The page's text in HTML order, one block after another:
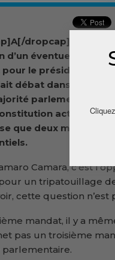
dropcap]lors que la
d’un éventuel
le président Alpha
débat dans la cité, le
parlementaire
actuelle
que deux mandats
Camara, c’est
un tripatouillage
cette question n’est
mandat, il y a
pas un troisième
parlementaire.